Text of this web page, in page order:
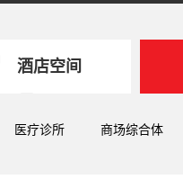
酒店空间
医疗诊所 商场综合体